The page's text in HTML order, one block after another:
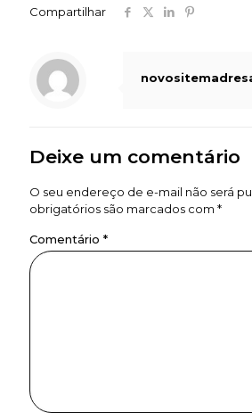
Compartilhar
Deixe um comentário
O seu endereço de e-mail não será
obrigatórios são marcados com *
Comentário *